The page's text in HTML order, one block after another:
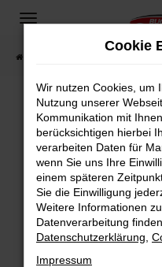
Zum
springen
Fehler:
Beim Laden ist ein
Hier sind ein paar
Überprüfe deine
Laden andere
Suchmaschine?
Cookie
Wir nutzen Cookies, um
Nutzung unserer
Kommunikation mit
berücksichtigen hierbei
verarbeiten Daten für
wenn Sie uns Ihre
einem späteren
Sie die Einwilligung
Weitere Informationen
Datenverarbeitung
Datenschutzerklärung
Impressum